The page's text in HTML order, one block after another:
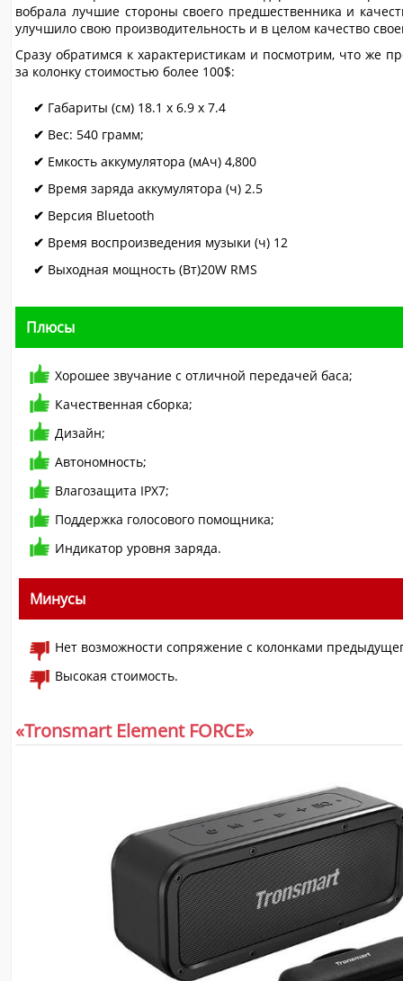
вобрала лучшие стороны своего предшественника и
улучшило свою производительность и в целом качество
Сразу обратимся к характеристикам и посмотрим, что же
за колонку стоимостью более 100$:
Габариты (см) 18.1 x 6.9 x 7.4
Вес: 540 грамм;
Емкость аккумулятора (мАч) 4,800
Время заряда аккумулятора (ч) 2.5
Версия Bluetooth
Время воспроизведения музыки (ч) 12
Выходная мощность (Вт)20W RMS
Плюсы
Хорошее звучание с отличной передачей баса;
Качественная сборка;
Дизайн;
Автономность;
Влагозащита IPX7;
Поддержка голосового помощника;
Индикатор уровня заряда.
Минусы
Нет возможности сопряжение с колонками
Высокая стоимость.
«Tronsmart Element FORCE»